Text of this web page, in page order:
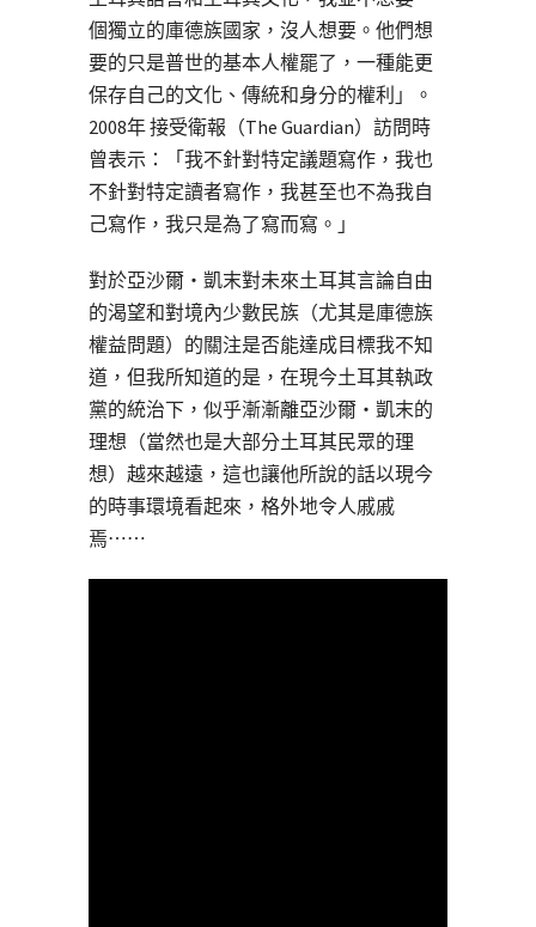
個獨立的庫德族國家，沒人想要。他們想
要的只是普世的基本人權罷了，一種能更
保存自己的文化、傳統和身分的權利」。
2008年 接受衛報（The Guardian）訪問時
曾表示：「我不針對特定議題寫作，我也
不針對特定讀者寫作，我甚至也不為我自
己寫作，我只是為了寫而寫。」
對於亞沙爾・凱末對未來土耳其言論自由
的渴望和對境內少數民族（尤其是庫德族
權益問題）的關注是否能達成目標我不知
道，但我所知道的是，在現今土耳其執政
黨的統治下，似乎漸漸離亞沙爾・凱末的
理想（當然也是大部分土耳其民眾的理
想）越來越遠，這也讓他所說的話以現今
的時事環境看起來，格外地令人戚戚
焉⋯⋯